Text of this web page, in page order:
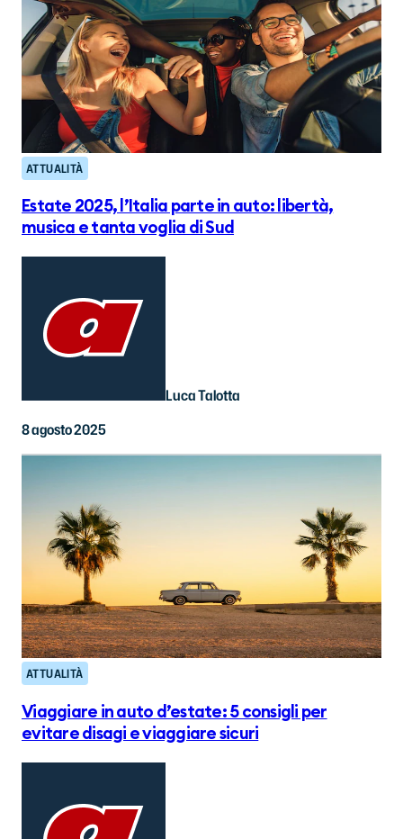
ATTUALITÀ
Estate 2025, l’Italia parte in auto: libertà,
musica e tanta voglia di Sud
Luca Talotta
8 agosto 2025
ATTUALITÀ
Viaggiare in auto d’estate: 5 consigli per
evitare disagi e viaggiare sicuri